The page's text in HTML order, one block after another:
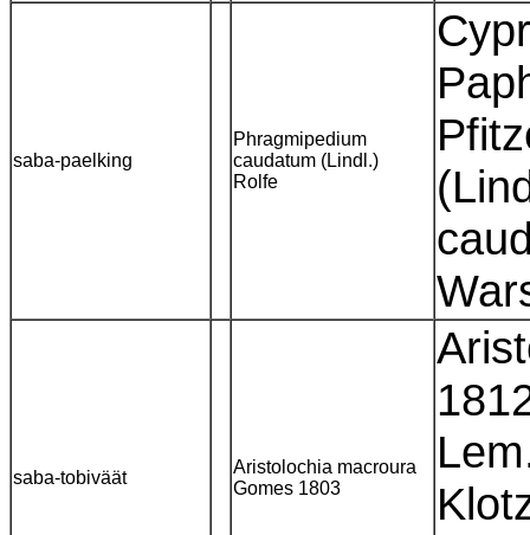
saba-paelking
Phragmipedium
caudatum (Lindl.)
Rolfe
saba-tobiväät
Aristolochia macroura
Gomes 1803